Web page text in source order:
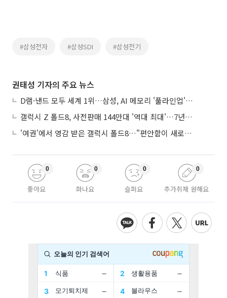
#삼성전자 #삼성SDI #삼성전기
권태성 기자의 주요 뉴스
D램·낸드 모두 세계 1위…삼성, AI 메모리 '풀라인업'으로 승부
갤럭시 Z 폴드8, 사전판매 144만대 '역대 최대'…7년만에 갤노트10 기록 넘어
'여권'에서 영감 받은 갤럭시 폴드8…"편안함이 새로운 디자인 경쟁력"
좋아요
0
화나요
0
슬퍼요
0
추가취재 원해요
0